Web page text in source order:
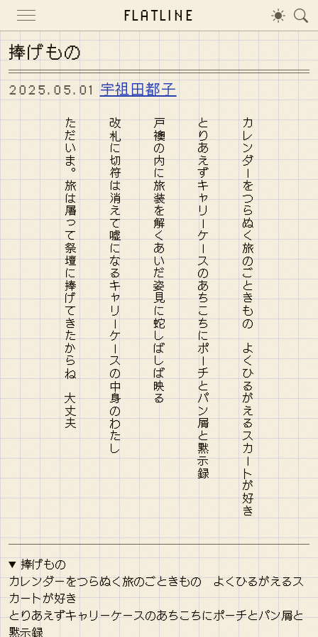
FLATLINE
捧げもの
2025.05.01 宇祖田都子
カレンダーをつらぬく旅のごときもの よくひるがえるスカートが好き
とりあえずキャリーケースのあちこちにポーチとパン屑と黙示録
戸襖の内に旅装を解くあいだ姿見に蛇しばしば映る
改札に切符は消えて嘘になるキャリーケースの中身のわたし
ただいま。旅は屠って祭壇に捧げてきたからね 大丈夫
捧げもの
カレンダーをつらぬく旅のごときもの よくひるがえるス
カートが好き
とりあえずキャリーケースのあちこちにポーチとパン屑と
黙示録